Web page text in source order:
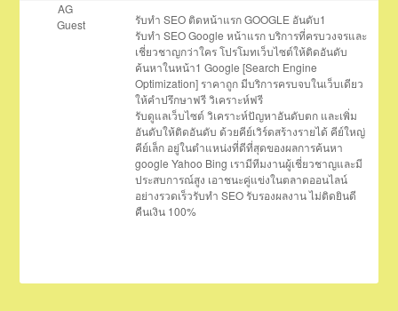
AG
Guest
รับทำ SEO ติดหน้าแรก GOOGLE อันดับ1
รับทำ SEO Google หน้าแรก บริการที่ครบวงจรและ
เชี่ยวชาญกว่าใคร โปรโมทเว็บไซต์ให้ติดอันดับ
ค้นหาในหน้า1 Google [Search Engine
Optimization] ราคาถูก มีบริการครบจบในเว็บเดียว
ให้คำปรึกษาฟรี วิเคราะห์ฟรี
รับดูแลเว็บไซต์ วิเคราะห์ปัญหาอันดับตก และเพิ่ม
อันดับให้ติดอันดับ ด้วยคีย์เวิร์ดสร้างรายได้ คีย์ใหญ่
คีย์เล็ก อยู่ในตำแหน่งที่ดีที่สุดของผลการค้นหา
google Yahoo Bing เรามีทีมงานผู้เชี่ยวชาญและมี
ประสบการณ์สูง เอาชนะคู่แข่งในตลาดออนไลน์
อย่างรวดเร็วรับทำ SEO รับรองผลงาน ไม่ติดยินดี
คืนเงิน 100%